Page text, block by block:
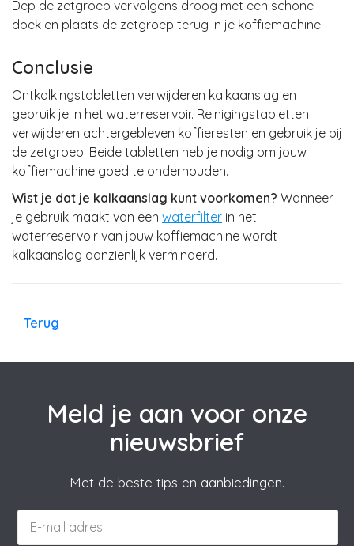
Dep de zetgroep vervolgens droog met een schone
doek en plaats de zetgroep terug in je koffiemachine.
Conclusie
Ontkalkingstabletten verwijderen kalkaanslag en
gebruik je in het waterreservoir. Reinigingstabletten
verwijderen achtergebleven koffieresten en gebruik je bij
de zetgroep. Beide tabletten heb je nodig om jouw
koffiemachine goed te onderhouden.
Wist je dat je kalkaanslag kunt voorkomen? Wanneer
je gebruik maakt van een waterfilter in het
waterreservoir van jouw koffiemachine wordt
kalkaanslag aanzienlijk verminderd.
Terug
Meld je aan voor onze
nieuwsbrief
Met de beste tips en aanbiedingen.